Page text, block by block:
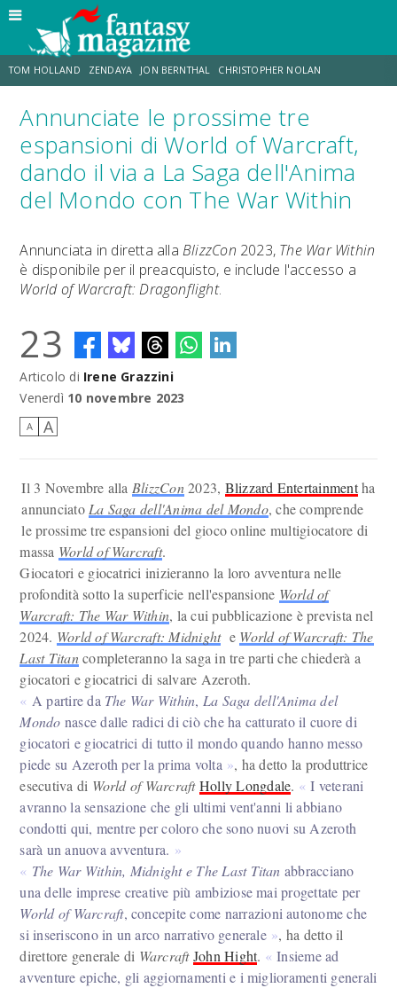
TOM HOLLAND ZENDAYA JON BERNTHAL CHRISTOPHER NOLAN
STRANIMONDI LUCCA COMICS & GAMES ODISSEA CHRIS MCKENNA
Annunciate le prossime tre
espansioni di World of Warcraft,
dando il via a La Saga dell'Anima
del Mondo con The War Within
Annunciata in diretta allaBlizzCon 2023, The War Within
è disponibile per il preacquisto, e include l'accesso a
World of Warcraft: Dragonflight.
23
Articolo di Irene Grazzini
Venerdì 10 novembre 2023
A A
Il 3 Novembre alla BlizzCon2023, Blizzard Entertainmentha
annunciato La Saga dell'Anima del Mondo, che comprende
le prossime tre espansioni del gioco online multigiocatore di
massa World of Warcraft.
Giocatori e giocatrici inizieranno la loro avventura nelle
profondità sotto la superficie nell'espansione World of
Warcraft: The War Within, la cui pubblicazione è prevista nel
2024. World of Warcraft: Midnighte World of Warcraft: The
Last Titancompleteranno la saga in tre parti che chiederà a
giocatori e giocatrici di salvare Azeroth.
A partire da The War Within, La Saga dell'Anima del
Mondo nasce dalle radici di ciò che ha catturato il cuore di
giocatori e giocatrici di tutto il mondo quando hanno messo
piede su Azeroth per la prima volta
, ha detto la produttrice
esecutiva di World of Warcraft Holly Longdale.
I veterani
avranno la sensazione che gli ultimi vent'anni li abbiano
condotti qui, mentre per coloro che sono nuovi su Azeroth
sarà un anuova avventura.
The War Within, Midnight e The Last Titan abbracciano
una delle imprese creative più ambiziose mai progettate per
World of Warcraft, concepite come narrazioni autonome che
si inseriscono in un arco narrativo generale
, ha detto il
direttore generale di Warcraft John Hight.
Insieme ad
avventure epiche, gli aggiornamenti e i miglioramenti generali